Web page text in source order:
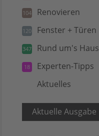
104 Renovieren
120 Fenster + Türen
347 Rund um's Haus
18 Experten-Tipps
Aktuelles
Aktuelle Ausgabe